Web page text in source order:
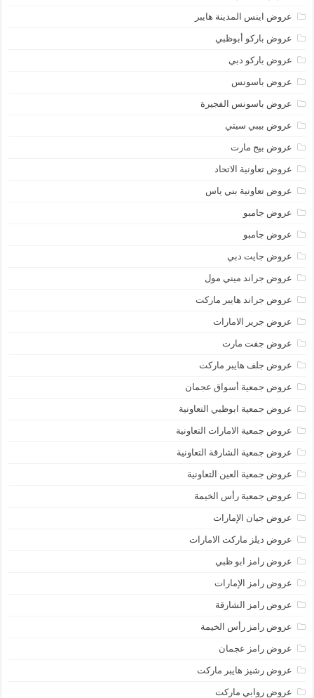
عروض اينس المدينة هايبر
عروض باركو أبوظبي
عروض باركو دبي
عروض باسونس
عروض باسونس الفجيرة
عروض بيبي سيتي
عروض بيج مارت
عروض تعاونية الاتحاد
عروض تعاونية بني ياس
عروض جامبو
عروض جامبو
عروض جايت دبي
عروض جراند ميني مول
عروض جراند هايبر ماركت
عروض جرير الامارات
عروض جفت مارت
عروض جلف هايبر ماركت
عروض جمعية أسواق عجمان
عروض جمعية ابوظبي التعاونية
عروض جمعية الامارات التعاونية
عروض جمعية الشارقة التعاونية
عروض جمعية العين التعاونية
عروض جمعية رأس الخيمة
عروض جيان الإمارات
عروض ديلز ماركت الامارات
عروض رامز ابو ظبي
عروض رامز الإمارات
عروض رامز الشارقة
عروض رامز رأس الخيمة
عروض رامز عجمان
عروض رشيز هايبر ماركت
عروض روابي ماركت